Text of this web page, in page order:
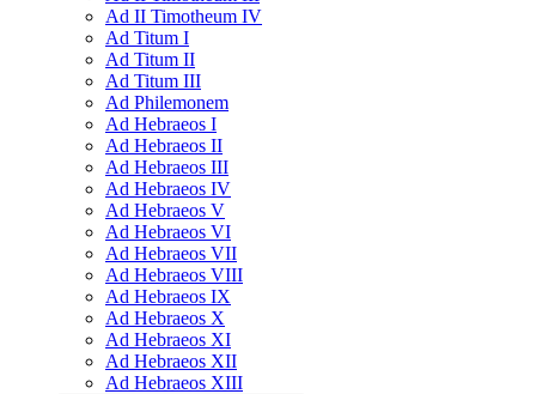
Ad II Timotheum IV
Ad Titum I
Ad Titum II
Ad Titum III
Ad Philemonem
Ad Hebraeos I
Ad Hebraeos II
Ad Hebraeos III
Ad Hebraeos IV
Ad Hebraeos V
Ad Hebraeos VI
Ad Hebraeos VII
Ad Hebraeos VIII
Ad Hebraeos IX
Ad Hebraeos X
Ad Hebraeos XI
Ad Hebraeos XII
Ad Hebraeos XIII